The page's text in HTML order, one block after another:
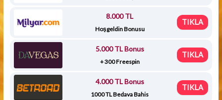
8.000 TL
Hoşgeldin Bonusu
TIKLA
5.000 TL Bonus
+ 300 Freespin
TIKLA
4.000 TL Bonus
1000 TL Bedava Bahis
TIKLA